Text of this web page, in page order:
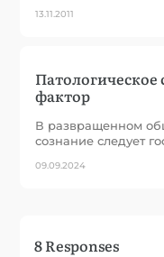
13.11.2011
фактор
В развращенном
сознание следует
09.09.2024
8 Responses